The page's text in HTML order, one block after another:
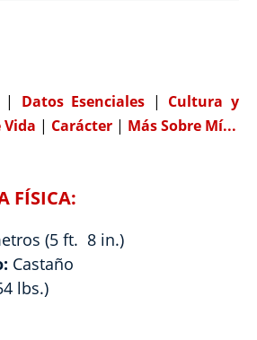
| Datos Esenciales | Cultura y
Vida | Carácter | Más Sobre Mí...
FÍSICA:
(5 ft. 8 in.)
Castaño
lbs.)